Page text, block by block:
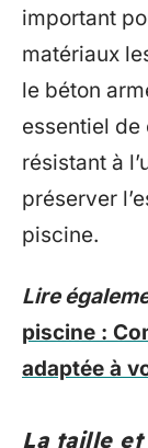
important
matériaux
le béton
essentiel de
résistant à
préserver
piscine.
Lire
piscine :
adaptée à
La taille